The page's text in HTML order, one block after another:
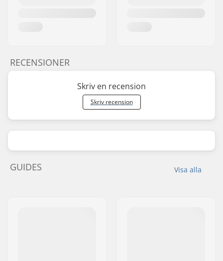
RECENSIONER
Skriv en recension
Skriv recension
Visa alla
GUIDES